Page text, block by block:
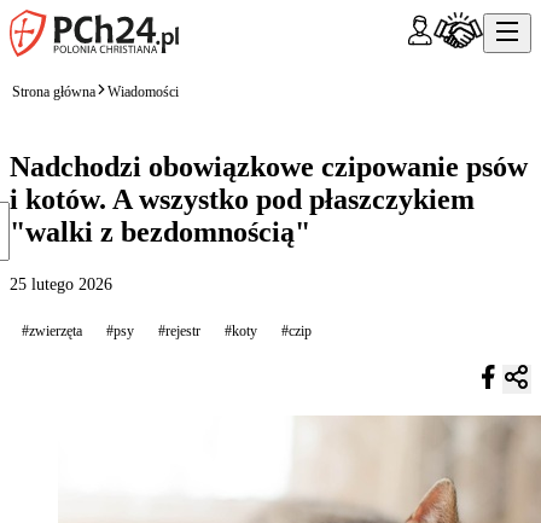
Strona główna Wiadomości
Nadchodzi obowiązkowe czipowanie psów
i kotów. A wszystko pod płaszczykiem
"walki z bezdomnością"
25 lutego 2026
#zwierzęta #psy #rejestr #koty #czip